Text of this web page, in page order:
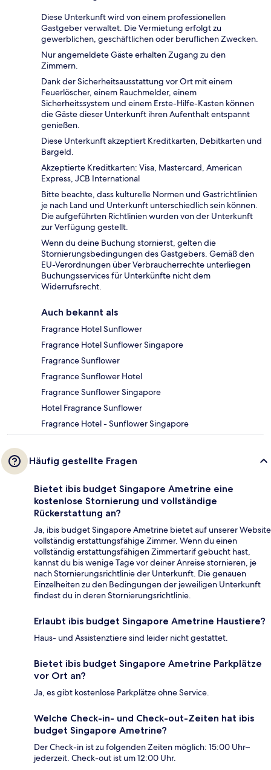
Diese Unterkunft wird von einem professionellen
Gastgeber verwaltet. Die Vermietung erfolgt zu
gewerblichen, geschäftlichen oder beruflichen Zwecken.
Nur angemeldete Gäste erhalten Zugang zu den
Zimmern.
Dank der Sicherheitsausstattung vor Ort mit einem
Feuerlöscher, einem Rauchmelder, einem
Sicherheitssystem und einem Erste-Hilfe-Kasten können
die Gäste dieser Unterkunft ihren Aufenthalt entspannt
genießen.
Diese Unterkunft akzeptiert Kreditkarten, Debitkarten und
Bargeld.
Akzeptierte Kreditkarten: Visa, Mastercard, American
Express, JCB International
Bitte beachte, dass kulturelle Normen und Gastrichtlinien
je nach Land und Unterkunft unterschiedlich sein können.
Die aufgeführten Richtlinien wurden von der Unterkunft
zur Verfügung gestellt.
Wenn du deine Buchung stornierst, gelten die
Stornierungsbedingungen des Gastgebers. Gemäß den
EU-Verordnungen über Verbraucherrechte unterliegen
Buchungsservices für Unterkünfte nicht dem
Widerrufsrecht.
Auch bekannt als
Fragrance Hotel Sunflower
Fragrance Hotel Sunflower Singapore
Fragrance Sunflower
Fragrance Sunflower Hotel
Fragrance Sunflower Singapore
Hotel Fragrance Sunflower
Fragrance Hotel - Sunflower Singapore
Häufig gestellte Fragen
Bietet ibis budget Singapore Ametrine eine
kostenlose Stornierung und vollständige
Rückerstattung an?
Ja, ibis budget Singapore Ametrine bietet auf unserer Website
vollständig erstattungsfähige Zimmer. Wenn du einen
vollständig erstattungsfähigen Zimmertarif gebucht hast,
kannst du bis wenige Tage vor deiner Anreise stornieren, je
nach Stornierungsrichtlinie der Unterkunft. Die genauen
Einzelheiten zu den Bedingungen der jeweiligen Unterkunft
findest du in deren Stornierungsrichtlinie.
Erlaubt ibis budget Singapore Ametrine Haustiere?
Haus- und Assistenztiere sind leider nicht gestattet.
Bietet ibis budget Singapore Ametrine Parkplätze
vor Ort an?
Ja, es gibt kostenlose Parkplätze ohne Service.
Welche Check-in- und Check-out-Zeiten hat ibis
budget Singapore Ametrine?
Der Check-in ist zu folgenden Zeiten möglich: 15:00 Uhr–
jederzeit. Check-out ist um 12:00 Uhr.